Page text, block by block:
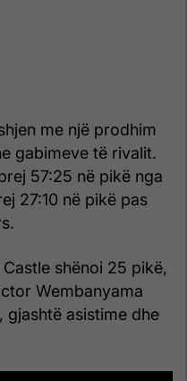
me një prodhim
gabimeve të rivalit.
57:25 në pikë nga
27:10 në pikë pas
shënoi 25 pikë,
Wembanyama
gjashtë asistime dhe